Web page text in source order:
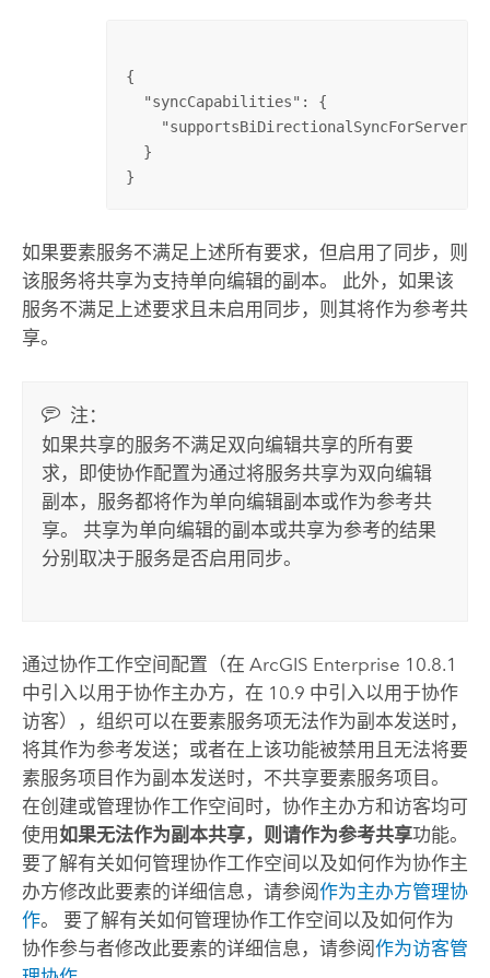
{
  "syncCapabilities": {
"supportsBiDirectionalSyncForServer":
  }
}
如果要素服务不满足上述所有要求，但启用了同步，则
该服务将共享为支持单向编辑的副本。 此外，如果该
服务不满足上述要求且未启用同步，则其将作为参考共
享。
注：
如果共享的服务不满足双向编辑共享的所有要
求，即使协作配置为通过将服务共享为双向编辑
副本，服务都将作为单向编辑副本或作为参考共
享。 共享为单向编辑的副本或共享为参考的结果
分别取决于服务是否启用同步。
通过协作工作空间配置（在 ArcGIS Enterprise 10.8.1
中引入以用于协作主办方，在 10.9 中引入以用于协作
访客），组织可以在要素服务项无法作为副本发送时，
将其作为参考发送；或者在上该功能被禁用且无法将要
素服务项目作为副本发送时，不共享要素服务项目。
在创建或管理协作工作空间时，协作主办方和访客均可
使用如果无法作为副本共享，则请作为参考共享功能。
要了解有关如何管理协作工作空间以及如何作为协作主
办方修改此要素的详细信息，请参阅作为主办方管理协
作。 要了解有关如何管理协作工作空间以及如何作为
协作参与者修改此要素的详细信息，请参阅作为访客管